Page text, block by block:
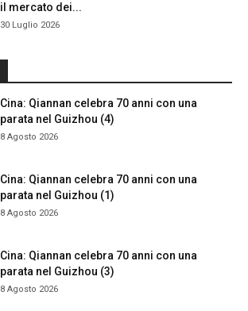
il mercato dei...
30 Luglio 2026
Cina: Qiannan celebra 70 anni con una
parata nel Guizhou (4)
8 Agosto 2026
Cina: Qiannan celebra 70 anni con una
parata nel Guizhou (1)
8 Agosto 2026
Cina: Qiannan celebra 70 anni con una
parata nel Guizhou (3)
8 Agosto 2026